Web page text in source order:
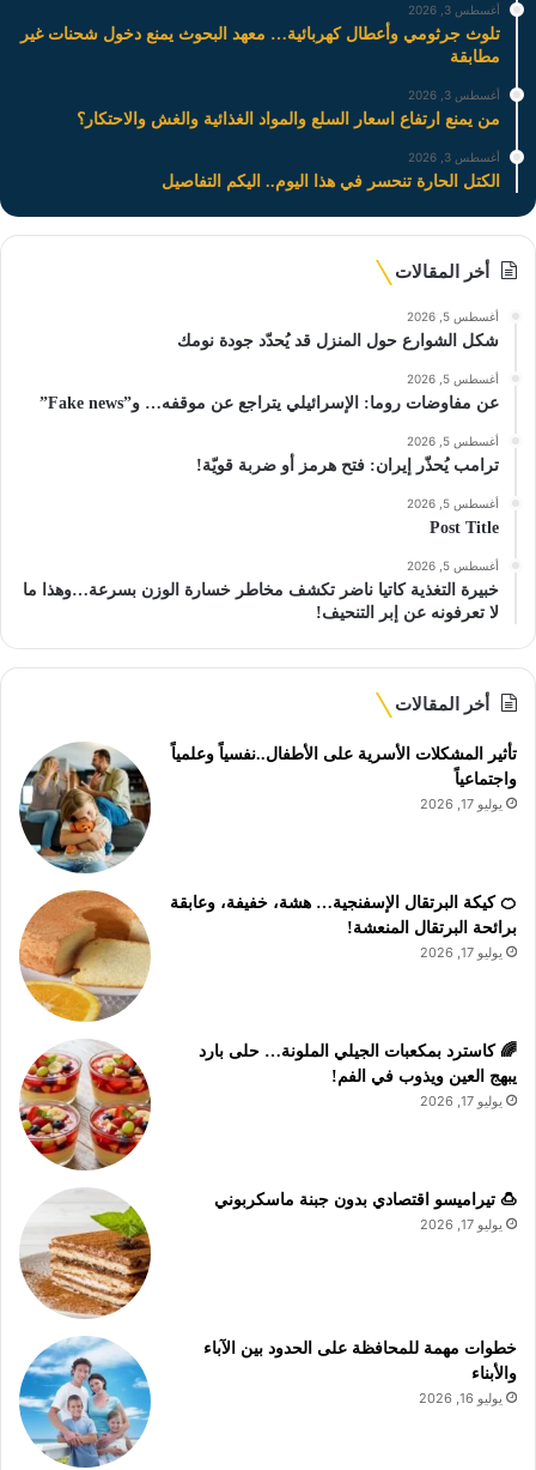
أغسطس 3, 2026
تلوث جرثومي وأعطال كهربائية… معهد البحوث يمنع دخول شحنات غير
مطابقة
أغسطس 3, 2026
من يمنع ارتفاع اسعار السلع والمواد الغذائية والغش والاحتكار؟
أغسطس 3, 2026
الكتل الحارة تنحسر في هذا اليوم.. اليكم التفاصيل
أخر المقالات
أغسطس 5, 2026
شكل الشوارع حول المنزل قد يُحدّد جودة نومك
أغسطس 5, 2026
عن مفاوضات روما: الإسرائيلي يتراجع عن موقفه… و”Fake news”
أغسطس 5, 2026
ترامب يُحذّر إيران: فتح هرمز أو ضربة قويّة!
أغسطس 5, 2026
Post Title
أغسطس 5, 2026
خبيرة التغذية كاتيا ناضر تكشف مخاطر خسارة الوزن بسرعة…وهذا ما
لا تعرفونه عن إبر التنحيف!
أخر المقالات
تأثير المشكلات الأسرية على الأطفال..نفسياً وعلمياً
واجتماعياً
يوليو 17, 2026
🍊 كيكة البرتقال الإسفنجية… هشة، خفيفة، وعابقة
برائحة البرتقال المنعشة!
يوليو 17, 2026
🌈 كاسترد بمكعبات الجيلي الملونة… حلى بارد
يبهج العين ويذوب في الفم!
يوليو 17, 2026
🍮 تيراميسو اقتصادي بدون جبنة ماسكربوني
يوليو 17, 2026
خطوات مهمة للمحافظة على الحدود بين الآباء
والأبناء
يوليو 16, 2026